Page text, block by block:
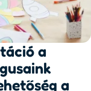
a
a